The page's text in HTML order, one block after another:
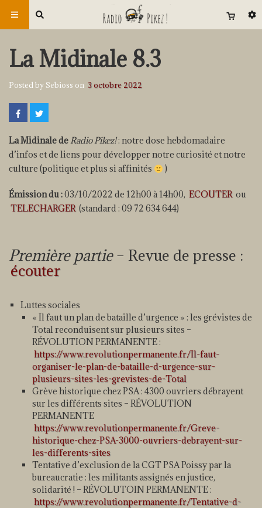
La Midinale 8.3
Posted by Sebioss on 3 octobre 2022
La Midinale de Radio Pikez!: notre dose hebdomadaire
d’infos et de liens pour développer notre curiosité et notre
culture (politique et plus si affinités
)
Émission du :03/10/2022 de 12h00 à 14h00, ECOUTER ou
TELECHARGER (standard : 09 72 634 644)
Première partie– Revue de presse :
écouter
Luttes sociales
« Il faut un plan de bataille d’urgence » : les grévistes de
Total reconduisent sur plusieurs sites –
RÉVOLUTION PERMANENTE :
https://www.revolutionpermanente.fr/Il-faut-
organiser-le-plan-de-bataille-d-urgence-sur-
plusieurs-sites-les-grevistes-de-Total
Grève historique chez PSA : 4300 ouvriers débrayent
sur les différents sites – RÉVOLUTION
PERMANENTE
https://www.revolutionpermanente.fr/Greve-
historique-chez-PSA-3000-ouvriers-debrayent-sur-
les-differents-sites
Tentative d’exclusion de la CGT PSA Poissy par la
bureaucratie : les militants assignés en justice,
solidarité ! – RÉVOLUTOIN PERMANENTE :
https://www.revolutionpermanente.fr/Tentative-d-